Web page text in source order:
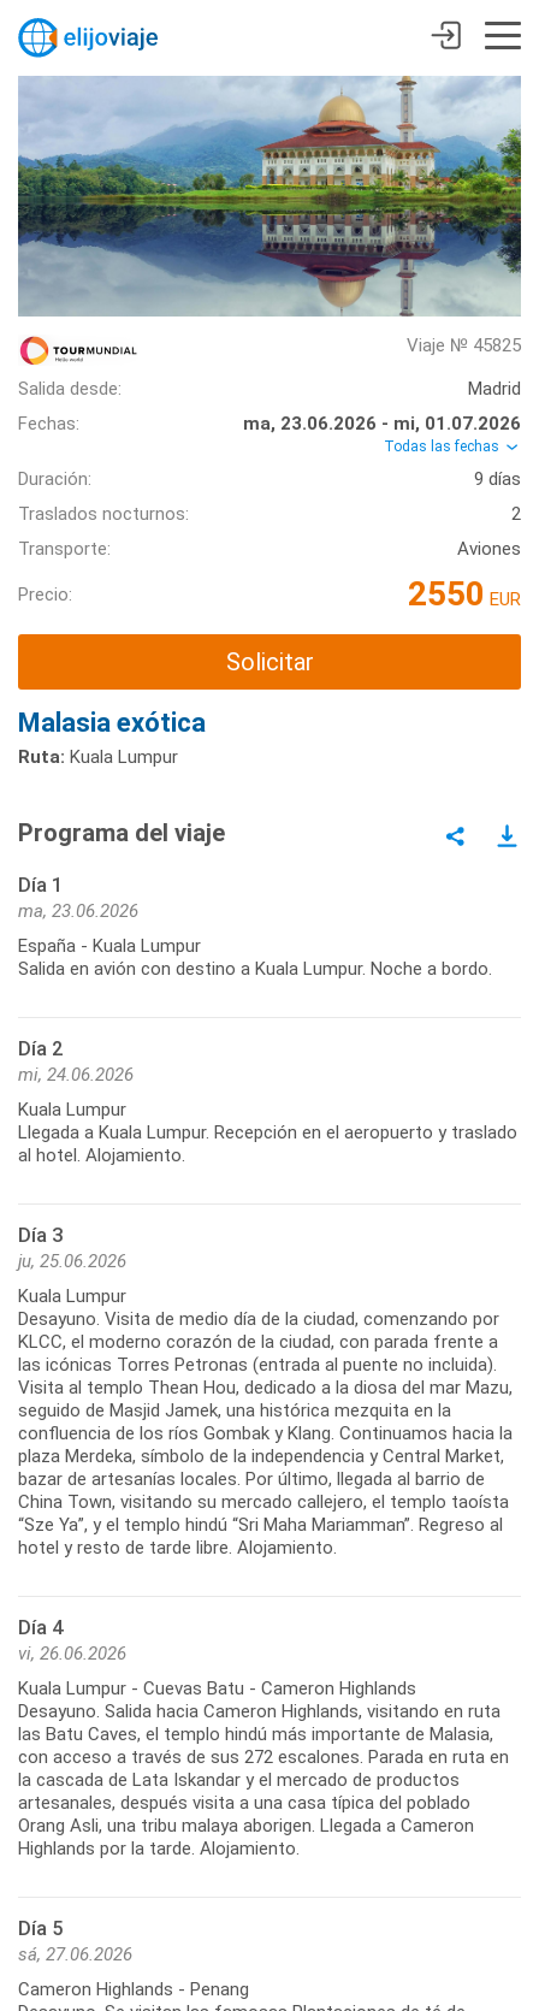
Viaje № 45825
Salida desde:
Madrid
Fechas:
ma, 23.06.2026 - mi, 01.07.2026
Todas las fechas
Duración:
9 días
Traslados nocturnos:
2
Transporte:
Aviones
Precio: 2550 EUR
Solicitar
Malasia exótica
Ruta: Kuala Lumpur
Programa del viaje
Día 1
ma, 23.06.2026
España - Kuala Lumpur
Salida en avión con destino a Kuala Lumpur. Noche a bordo.
Día 2
mi, 24.06.2026
Kuala Lumpur
Llegada a Kuala Lumpur. Recepción en el aeropuerto y traslado
al hotel. Alojamiento.
Día 3
ju, 25.06.2026
Kuala Lumpur
Desayuno. Visita de medio día de la ciudad, comenzando por
KLCC, el moderno corazón de la ciudad, con parada frente a
las icónicas Torres Petronas (entrada al puente no incluida).
Visita al templo Thean Hou, dedicado a la diosa del mar Mazu,
seguido de Masjid Jamek, una histórica mezquita en la
confluencia de los ríos Gombak y Klang. Continuamos hacia la
plaza Merdeka, símbolo de la independencia y Central Market,
bazar de artesanías locales. Por último, llegada al barrio de
China Town, visitando su mercado callejero, el templo taoísta
“Sze Ya”, y el templo hindú “Sri Maha Mariamman”. Regreso al
hotel y resto de tarde libre. Alojamiento.
Día 4
vi, 26.06.2026
Kuala Lumpur - Cuevas Batu - Cameron Highlands
Desayuno. Salida hacia Cameron Highlands, visitando en ruta
las Batu Caves, el templo hindú más importante de Malasia,
con acceso a través de sus 272 escalones. Parada en ruta en
la cascada de Lata Iskandar y el mercado de productos
artesanales, después visita a una casa típica del poblado
Orang Asli, una tribu malaya aborigen. Llegada a Cameron
Highlands por la tarde. Alojamiento.
Día 5
sá, 27.06.2026
Cameron Highlands - Penang